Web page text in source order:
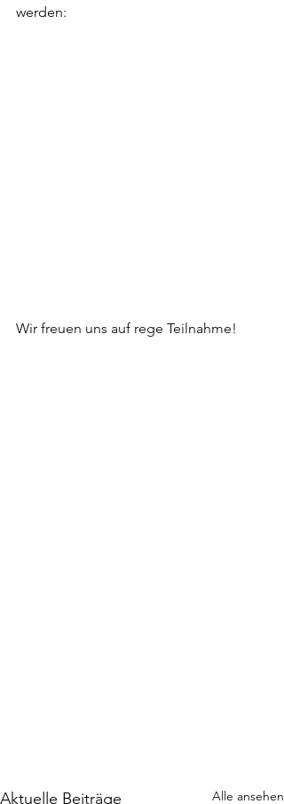
werden:
Wir freuen uns auf rege Teilnahme!
Aktuelle Beiträge Alle ansehen